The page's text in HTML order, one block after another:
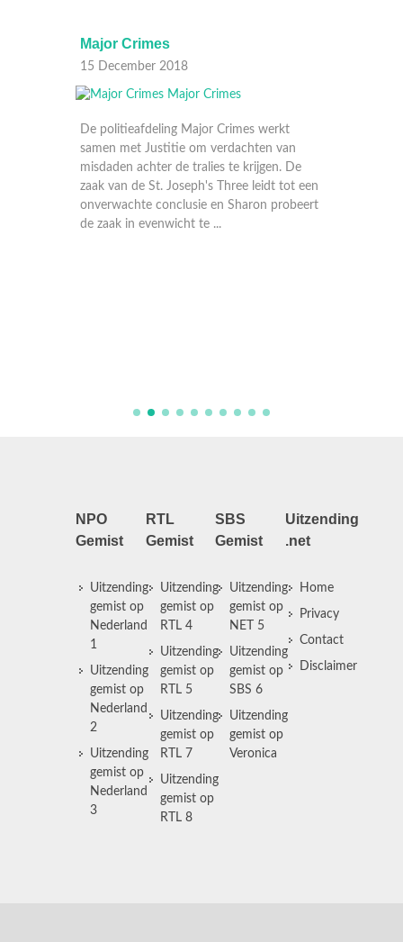
Major Crimes
15 December 2018
De politieafdeling Major Crimes werkt
samen met Justitie om verdachten van
misdaden achter de tralies te krijgen. De
zaak van de St. Joseph's Three leidt tot een
onverwachte conclusie en Sharon probeert
de zaak in evenwicht te ...
NPO
Gemist
Uitzending
gemist op
Nederland
1
Uitzending
gemist op
Nederland
2
Uitzending
gemist op
Nederland
3
RTL
Gemist
Uitzending
gemist op
RTL 4
Uitzending
gemist op
RTL 5
Uitzending
gemist op
RTL 7
Uitzending
gemist op
RTL 8
SBS
Gemist
Uitzending
gemist op
NET 5
Uitzending
gemist op
SBS 6
Uitzending
gemist op
Veronica
Uitzending
.net
Home
Privacy
Contact
Disclaimer